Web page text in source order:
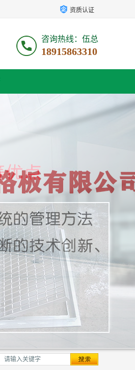
资质认证
咨询热线：伍总
18915863310